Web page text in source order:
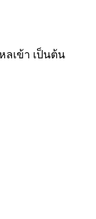
เข้า เป็นต้น